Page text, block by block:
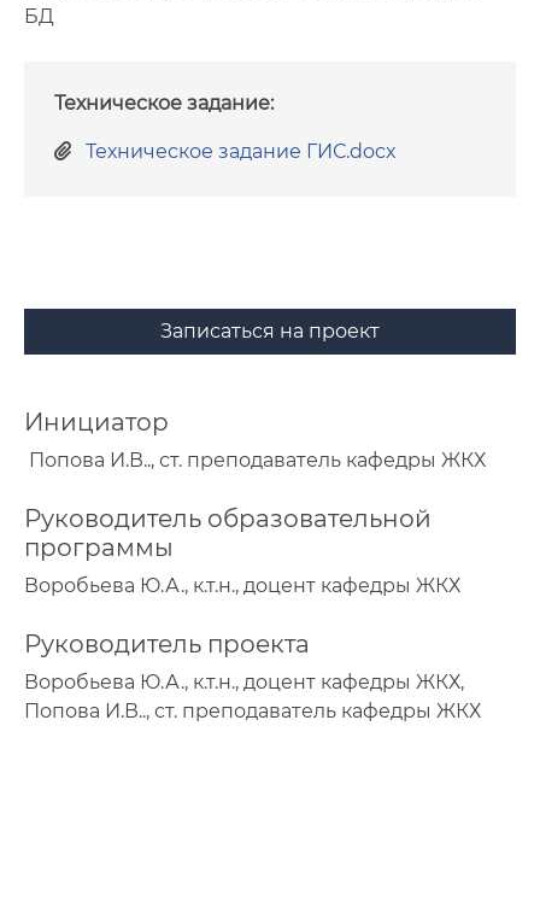
Записаться на проект
Инициатор
Попова И.В.., ст. преподаватель кафедры ЖКХ
Руководитель образовательной
программы
Воробьева Ю.А., к.т.н., доцент кафедры ЖКХ
Руководитель проекта
Воробьева Ю.А., к.т.н., доцент кафедры ЖКХ,
Попова И.В.., ст. преподаватель кафедры ЖКХ
БД
Техническое задание:
Техническое задание ГИС.docx